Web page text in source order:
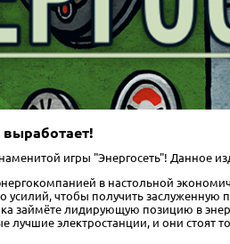
выработает!
игры "Энергосеть"!
в настольной
чтобы получить
займёте лидирующую позицию в
лучшие электростанции, и они